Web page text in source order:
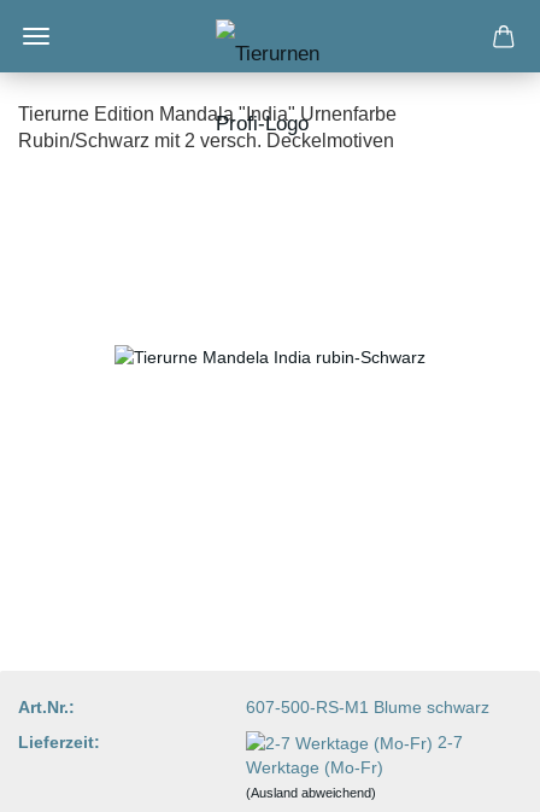
Tierurne Edition Mandala "India" Urnenfarbe
Rubin/Schwarz mit 2 versch. Deckelmotiven
Art.Nr.:
607-500-RS-M1 Blume schwarz
Lieferzeit:
2-7
Werktage (Mo-Fr)
(Ausland abweichend)